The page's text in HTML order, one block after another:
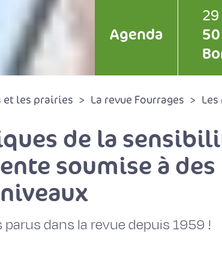
Agenda
et les prairies La revue Fourrages Les
de la
soumise à
dans la revue depuis 1959 !